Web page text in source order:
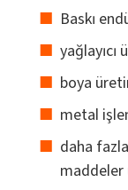
Baskı
yağlayıcı
boya
metal
daha
maddeler